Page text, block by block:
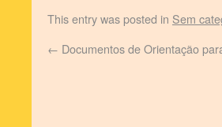
This entry was posted in Sem
← Documentos de Orientação